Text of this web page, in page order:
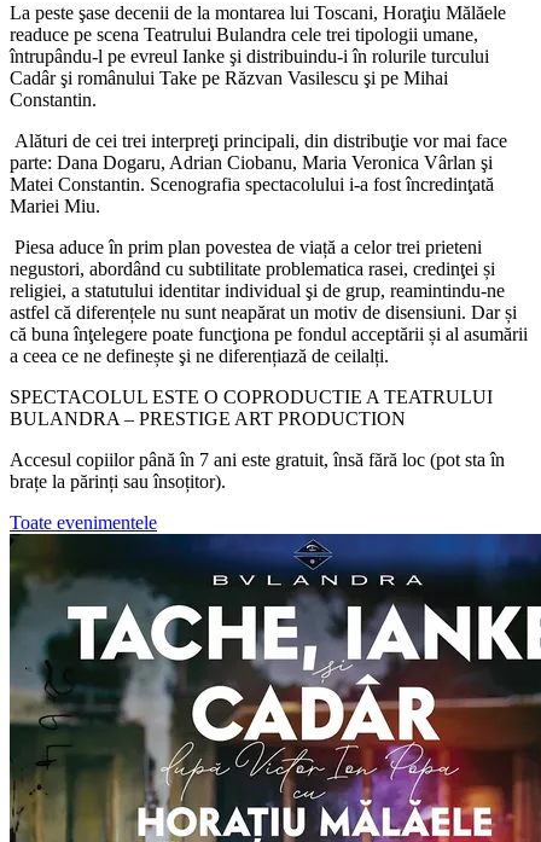
La peste şase decenii de la montarea lui Toscani, Horaţiu Mălăele
readuce pe scena Teatrului Bulandra cele trei tipologii umane,
întrupându-l pe evreul Ianke şi distribuindu-i în rolurile turcului
Cadâr şi românului Take pe Răzvan Vasilescu şi pe Mihai
Constantin.
Alături de cei trei interpreţi principali, din distribuţie vor mai face
parte: Dana Dogaru, Adrian Ciobanu, Maria Veronica Vârlan şi
Matei Constantin. Scenografia spectacolului i-a fost încredinţată
Mariei Miu.
Piesa aduce în prim plan povestea de viață a celor trei prieteni
negustori, abordând cu subtilitate problematica rasei, credinţei și
religiei, a statutului identitar individual şi de grup, reamintindu-ne
astfel că diferențele nu sunt neapărat un motiv de disensiuni. Dar și
că buna înţelegere poate funcţiona pe fondul acceptării și al asumării
a ceea ce ne definește şi ne diferențiază de ceilalți.
SPECTACOLUL ESTE O COPRODUCTIE A TEATRULUI
BULANDRA – PRESTIGE ART PRODUCTION
Accesul copiilor până în 7 ani este gratuit, însă fără loc (pot sta în
brațe la părinți sau însoțitor).
Toate evenimentele